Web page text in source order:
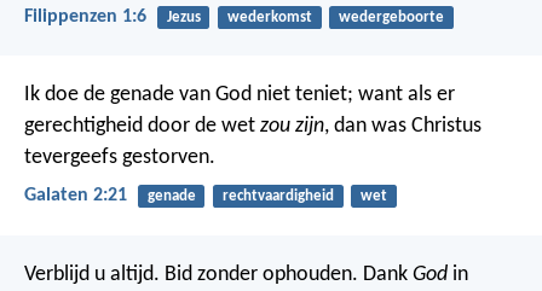
Filippenzen 1:6 Jezus wederkomst wedergeboorte
Ik doe de genade van God niet teniet; want als er
gerechtigheid door de wet zou zijn, dan was Christus
tevergeefs gestorven.
Galaten 2:21 genade rechtvaardigheid wet
Verblijd u altijd. Bid zonder ophouden. Dank God in